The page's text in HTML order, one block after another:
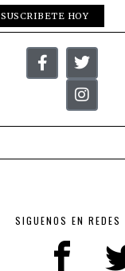
SUSCRIBETE HOY
SIGUENOS EN REDES